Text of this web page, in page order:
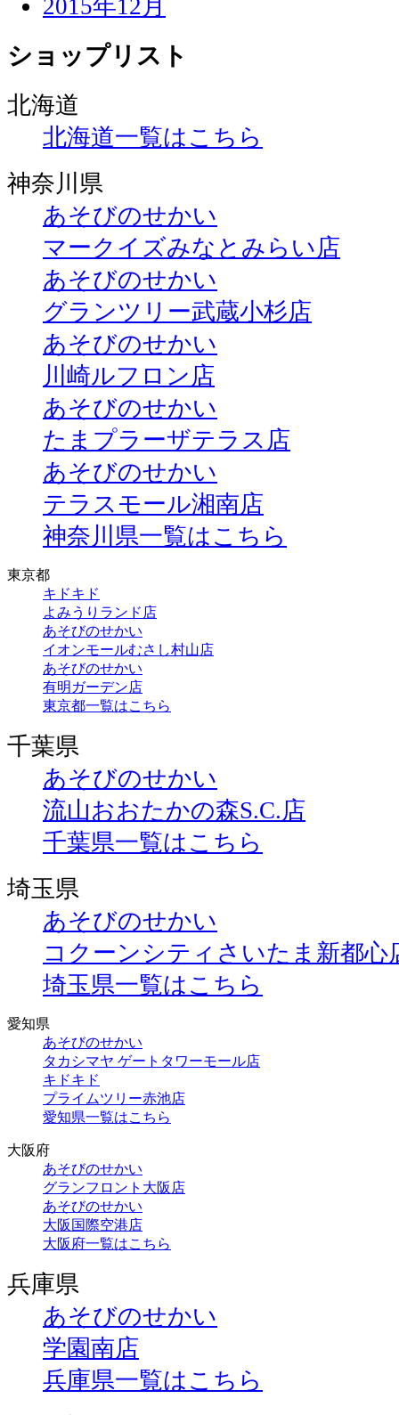
2015年12月
ショップリスト
北海道
北海道一覧はこちら
神奈川県
あそびのせかい
マークイズみなとみらい店
あそびのせかい
グランツリー武蔵小杉店
あそびのせかい
川崎ルフロン店
あそびのせかい
たまプラーザテラス店
あそびのせかい
テラスモール湘南店
神奈川県一覧はこちら
東京都
キドキド
よみうりランド店
あそびのせかい
イオンモールむさし村山店
あそびのせかい
有明ガーデン店
東京都一覧はこちら
千葉県
あそびのせかい
流山おおたかの森S.C.店
千葉県一覧はこちら
埼玉県
あそびのせかい
コクーンシティさいたま新都心
埼玉県一覧はこちら
愛知県
あそびのせかい
タカシマヤ ゲートタワーモール店
キドキド
プライムツリー赤池店
愛知県一覧はこちら
大阪府
あそびのせかい
グランフロント大阪店
あそびのせかい
大阪国際空港店
大阪府一覧はこちら
兵庫県
あそびのせかい
学園南店
兵庫県一覧はこちら